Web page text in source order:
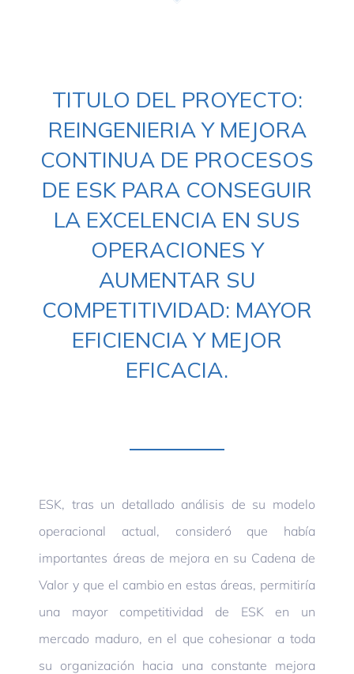
TITULO DEL PROYECTO:
REINGENIERIA Y MEJORA
CONTINUA DE PROCESOS
DE ESK PARA CONSEGUIR
LA EXCELENCIA EN SUS
OPERACIONES Y
AUMENTAR SU
COMPETITIVIDAD: MAYOR
EFICIENCIA Y MEJOR
EFICACIA.
ESK, tras un detallado análisis de su modelo
operacional actual, consideró que había
importantes áreas de mejora en su Cadena de
Valor y que el cambio en estas áreas, permitiría
una mayor competitividad de ESK en un
mercado maduro, en el que cohesionar a toda
su organización hacia una constante mejora